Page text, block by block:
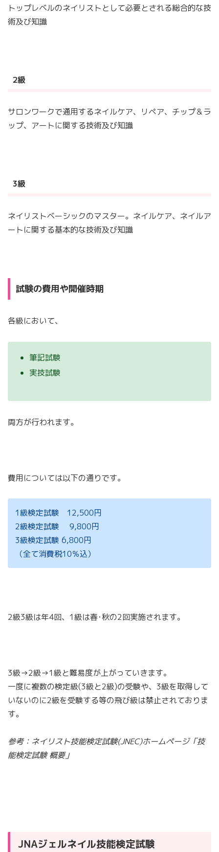
トップレベルのネイリストとして必要とされる総合的な技
術及び知識
2級
サロンワークで通用するネイルケア、リペア、チップ＆ラ
ップ、アートに関する技術及び知識
3級
ネイリストベーシックのマスター。ネイルケア、ネイルア
ートに関する基本的な技術及び知識
試験の費用や開催時期
各級において、
筆記試験
実技試験
両方が行われます。
費用については以下の通りです。
1級検定試験 12,500円
2級検定試験 9,800円
3級検定試験 6,800円
（全て消費税10％込）
2級3級は年4回、1級は春･秋の2回実施されます。
3級→2級→1級と難易度が上がっていきます。
一度に複数の検定級(3級と2級)の受験や、3級を取得して
いないのに2級を受験する等の飛び級は禁止されておりま
す。
参考：ネイリスト技能検定試験(JNEC)ホームページ「技
能検定試験 概要」
JNAジェルネイル技能検定試験